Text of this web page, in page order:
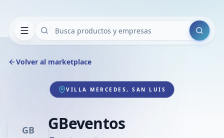
Buscar
Volver al marketplace
VILLA MERCEDES, SAN LUIS
GB GBeventos